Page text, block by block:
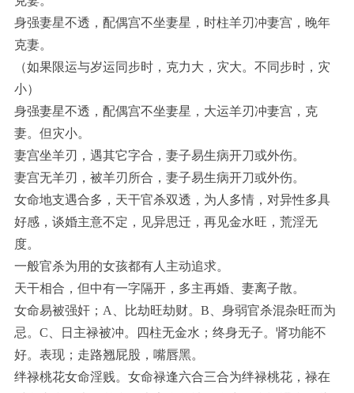
身强妻星不透，配偶宫不坐妻星，时柱羊刃冲妻宫，晚年
克妻。
（如果限运与岁运同步时，克力大，灾大。不同步时，灾
小）
身强妻星不透，配偶宫不坐妻星，大运羊刃冲妻宫，克
妻。但灾小。
妻宫坐羊刃，遇其它字合，妻子易生病开刀或外伤。
妻宫无羊刃，被羊刃所合，妻子易生病开刀或外伤。
女命地支遇合多，天干官杀双透，为人多情，对异性多具
好感，谈婚主意不定，见异思迁，再见金水旺，荒淫无
度。
一般官杀为用的女孩都有人主动追求。
天干相合，但中有一字隔开，多主再婚、妻离子散。
女命易被强奸；A、比劫旺劫财。B、身弱官杀混杂旺而为
忌。C、日主禄被冲。四柱无金水；终身无子。肾功能不
好。表现；走路翘屁股，嘴唇黑。
绊禄桃花女命淫贱。女命禄逢六合三合为绊禄桃花，禄在